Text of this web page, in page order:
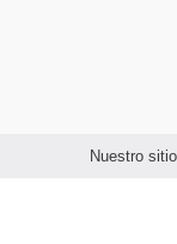
Nuestro